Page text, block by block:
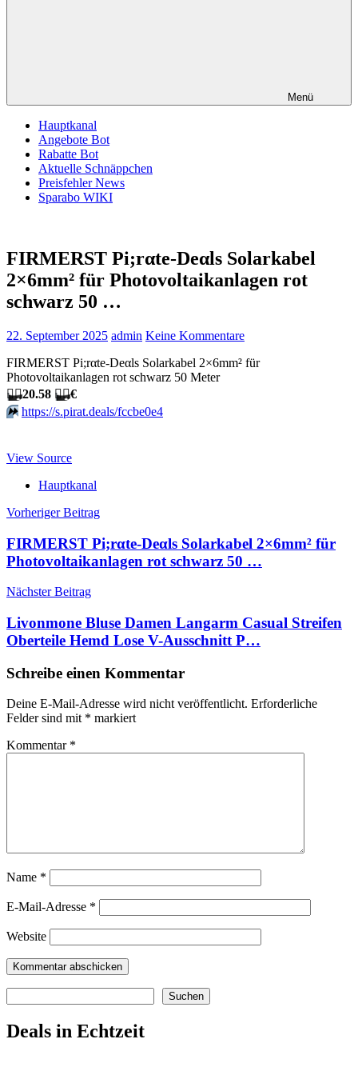
Menü
Hauptkanal
Angebote Bot
Rabatte Bot
Aktuelle Schnäppchen
Preisfehler News
Sparabo WIKI
FIRMERST Pi;rαtе-Dеαls Solarkabel
2×6mm² für Photovoltaikanlagen rot
schwarz 50 …
22. September 2025 admin Keine Kommentare
FIRMERST Pi;rαtе-Dеαls Solarkabel 2×6mm² für
Photovoltaikanlagen rot schwarz 50 Meter
🏴‍☠️20.58 🏴‍☠️€
⏩️ https://s.pirat.deals/fccbe0e4
View Source
Hauptkanal
Beitragsnavigation
Vorheriger Beitrag
FIRMERST Pi;rαtе-Dеαls Solarkabel 2×6mm² für
Photovoltaikanlagen rot schwarz 50 …
Nächster Beitrag
Livonmone Bluse Damen Langarm Casual Streifen
Oberteile Hemd Lose V-Ausschnitt P…
Schreibe einen Kommentar
Deine E-Mail-Adresse wird nicht veröffentlicht. Erforderliche
Felder sind mit * markiert
Kommentar *
Name *
E-Mail-Adresse *
Website
Suchen
Deals in Echtzeit